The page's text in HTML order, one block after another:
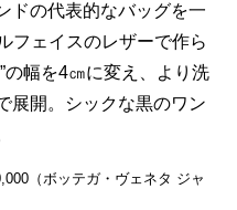
ドの代表的なバッグを一
フェイスのレザーで作ら
の幅を4㎝に変え、より洗
展開。シックな黒のワン
（ボッテガ・ヴェネタ ジャ